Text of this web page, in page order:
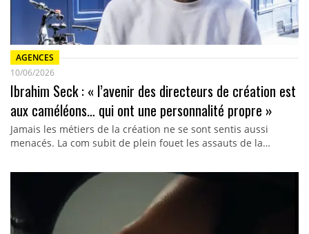
AGENCES
10/06/2026
Ibrahim Seck : « l’avenir des directeurs de création est
aux caméléons… qui ont une personnalité propre »
Jamais les métiers de la création ne se sont sentis aussi
menacés. La com subit de plein fouet les assauts de la…